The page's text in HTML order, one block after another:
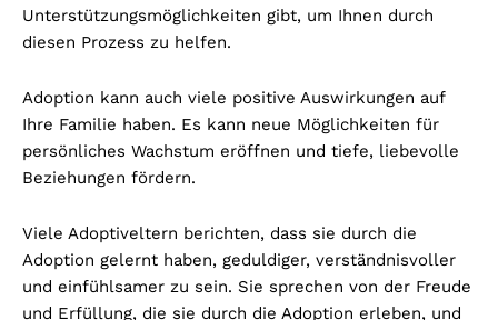
Unterstützungsmöglichkeiten gibt, um Ihnen durch
diesen Prozess zu helfen.
Adoption kann auch viele positive Auswirkungen auf
Ihre Familie haben. Es kann neue Möglichkeiten für
persönliches Wachstum eröffnen und tiefe, liebevolle
Beziehungen fördern.
Viele Adoptiveltern berichten, dass sie durch die
Adoption gelernt haben, geduldiger, verständnisvoller
und einfühlsamer zu sein. Sie sprechen von der Freude
und Erfüllung, die sie durch die Adoption erleben, und